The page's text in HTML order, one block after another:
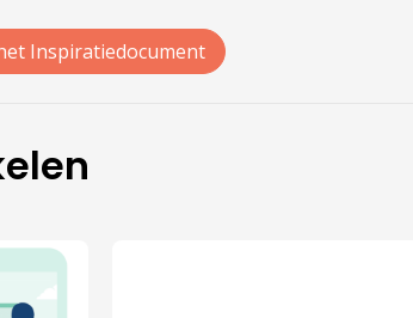
Inspiratiedocument